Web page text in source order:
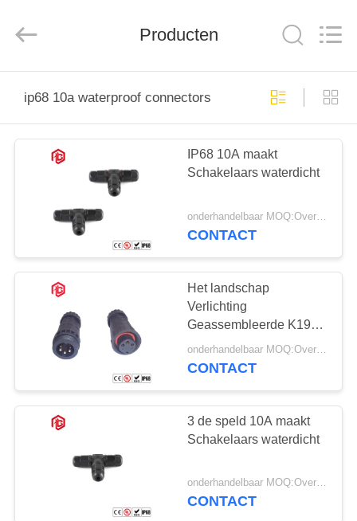
PRODUCTEN
ONGEVEER
FABRIEKSREIS
KWALITEITSCONTROLE
SITEMAP
PRIVACY
POLICY
Ltd..
Producten
ip68 10a waterproof connectors
IP68 10A maakt
Schakelaars waterdicht
onderhandelbaar MOQ:Overeen te komen
CONTACT
Het landschap
Verlichting
Geassembleerde K19
10A maakt Schakelaars
waterdicht
onderhandelbaar MOQ:Overeen te komen
CONTACT
3 de speld 10A maakt
Schakelaars waterdicht
onderhandelbaar MOQ:Overeen te komen
CONTACT